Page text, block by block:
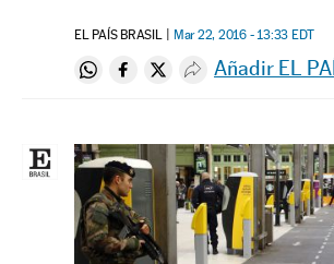
EL PAÍS BRASIL Mar 22, 2016 - 13:33 EDT
Compartir en Whatsapp
Compartir en Facebook
Compartir en Twitter
Desplegar Redes
Añadir EL